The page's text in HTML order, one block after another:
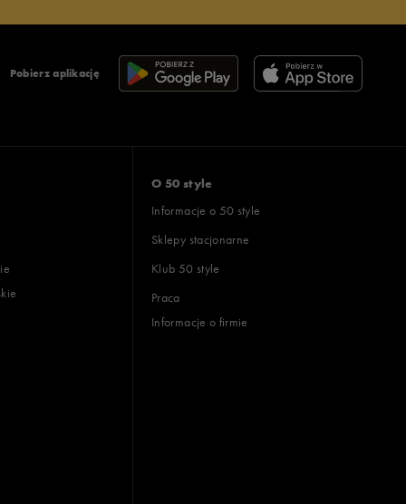
Pobierz aplikację
O 50 style
Informacje o 50 style
Sklepy stacjonarne
Klub 50 style
Praca
Informacje o firmie